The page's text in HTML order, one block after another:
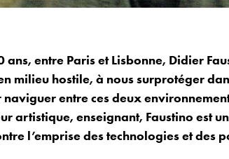
ans, entre Paris et Lisbonne, Didier
milieu hostile, à nous surprotéger
entre ces deux
artistique, enseignant, Faustino est
l’emprise des technologies et des